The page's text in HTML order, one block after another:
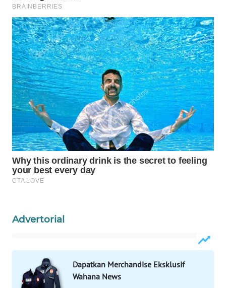
Advertorial
Dapatkan Merchandise Eksklusif
Wahana News
WAHANA
ADVOKAT
WAHANA
INFRASTRUKTUR
WAHANA
KONSUMEN
WAHANA
LISTRIK
WAHANA
TRAVEL
TV
WAHANANEWS